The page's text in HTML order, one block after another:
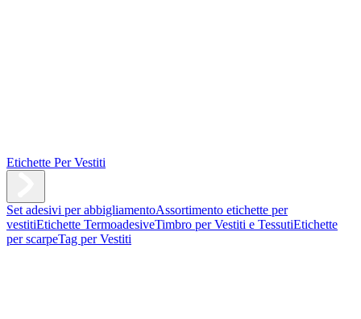
Etichette Per Vestiti
Set adesivi per abbigliamentoAssortimento etichette per
vestitiEtichette TermoadesiveTimbro per Vestiti e TessutiEtichette
per scarpeTag per Vestiti